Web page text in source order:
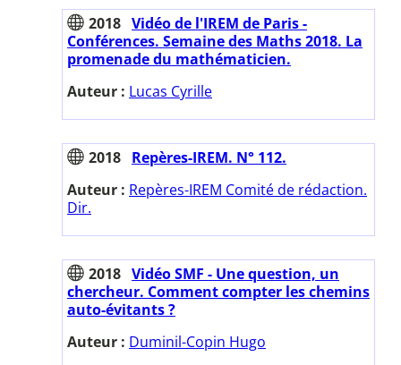
2018 Vidéo de l'IREM de Paris -
Conférences. Semaine des Maths 2018. La
promenade du mathématicien.
Auteur : Lucas Cyrille
2018 Repères-IREM. N° 112.
Auteur : Repères-IREM Comité de rédaction.
Dir.
2018 Vidéo SMF - Une question, un
chercheur. Comment compter les chemins
auto-évitants ?
Auteur : Duminil-Copin Hugo